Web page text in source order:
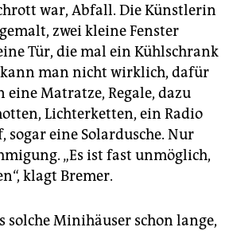
war, Abfall. Die Künstlerin
zwei kleine Fenster
Tür, die mal ein Kühlschrank
man nicht wirklich, dafür
eine Matratze, Regale, dazu
Lichterketten, ein Radio
sogar eine Solardusche. Nur
„Es ist fast unmöglich,
klagt Bremer.
solche Minihäuser schon lange,